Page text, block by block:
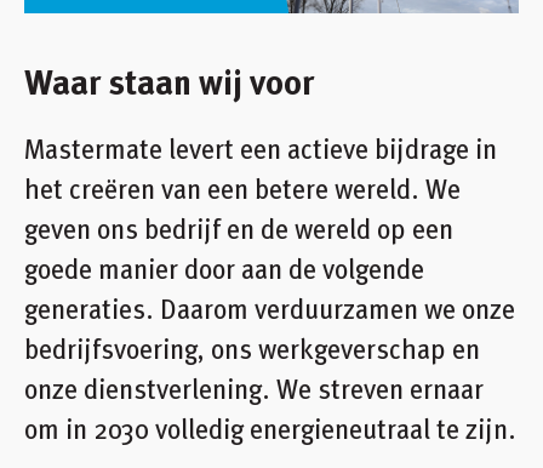
Inloggen
Winkelmandje
Klant worden
Waar staan wij voor
Mastermate levert een actieve bijdrage in
het creëren van een betere wereld. We
geven ons bedrijf en de wereld op een
goede manier door aan de volgende
generaties. Daarom verduurzamen we onze
bedrijfsvoering, ons werkgeverschap en
onze dienstverlening. We streven ernaar
om in 2030 volledig energieneutraal te zijn.